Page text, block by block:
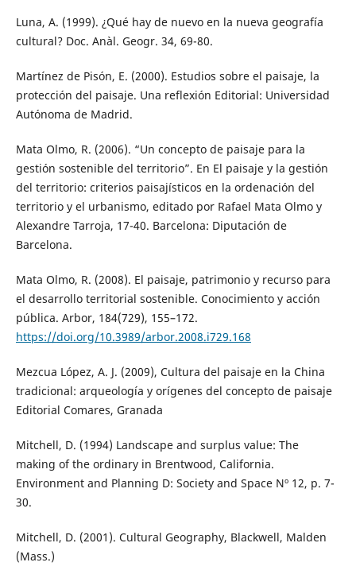
Luna, A. (1999). ¿Qué hay de nuevo en la nueva geografía
cultural? Doc. Anàl. Geogr. 34, 69-80.
Martínez de Pisón, E. (2000). Estudios sobre el paisaje, la
protección del paisaje. Una reflexión Editorial: Universidad
Autónoma de Madrid.
Mata Olmo, R. (2006). “Un concepto de paisaje para la
gestión sostenible del territorio”. En El paisaje y la gestión
del territorio: criterios paisajísticos en la ordenación del
territorio y el urbanismo, editado por Rafael Mata Olmo y
Alexandre Tarroja, 17-40. Barcelona: Diputación de
Barcelona.
Mata Olmo, R. (2008). El paisaje, patrimonio y recurso para
el desarrollo territorial sostenible. Conocimiento y acción
pública. Arbor, 184(729), 155–172.
https://doi.org/10.3989/arbor.2008.i729.168
Mezcua López, A. J. (2009), Cultura del paisaje en la China
tradicional: arqueología y orígenes del concepto de paisaje
Editorial Comares, Granada
Mitchell, D. (1994) Landscape and surplus value: The
making of the ordinary in Brentwood, California.
Environment and Planning D: Society and Space Nº 12, p. 7-
30.
Mitchell, D. (2001). Cultural Geography, Blackwell, Malden
(Mass.)